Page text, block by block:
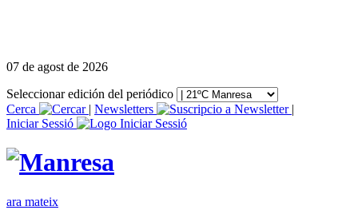
07 de agost de 2026
Seleccionar edición del periódico
Cerca
| Newsletters
|
Iniciar Sessió
ara mateix